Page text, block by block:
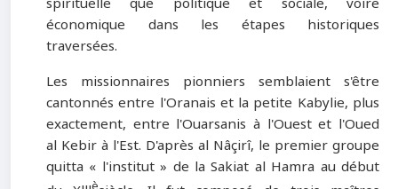
économique dans les étapes historiques
traversées.
Les missionnaires pionniers semblaient s'être
cantonnés entre l'Oranais et la petite Kabylie, plus
exactement, entre l'Ouarsanis à l'Ouest et l'Oued
al Kebir à l'Est. D'après al Nâçirî, le premier groupe
quitta « l'institut » de la Sakiat al Hamra au début